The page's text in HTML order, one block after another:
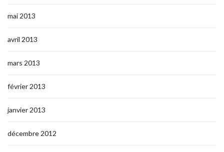
mai 2013
avril 2013
mars 2013
février 2013
janvier 2013
décembre 2012